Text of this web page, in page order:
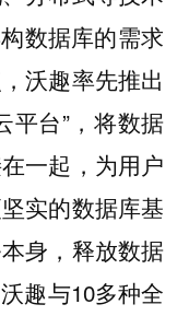
数据库的需求
沃趣率先推出
平台”，将数据
一起，为用户
实的数据库基
身，释放数据
趣与10多种全